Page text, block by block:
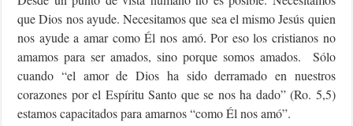
que Dios nos ayude. Necesitamos que sea el mismo Jesús quien
nos ayude a amar como Él nos amó. Por eso los cristianos no
amamos para ser amados, sino porque somos amados. Sólo
cuando “el amor de Dios ha sido derramado en nuestros
corazones por el Espíritu Santo que se nos ha dado” (Ro. 5,5)
estamos capacitados para amarnos “como Él nos amó”.